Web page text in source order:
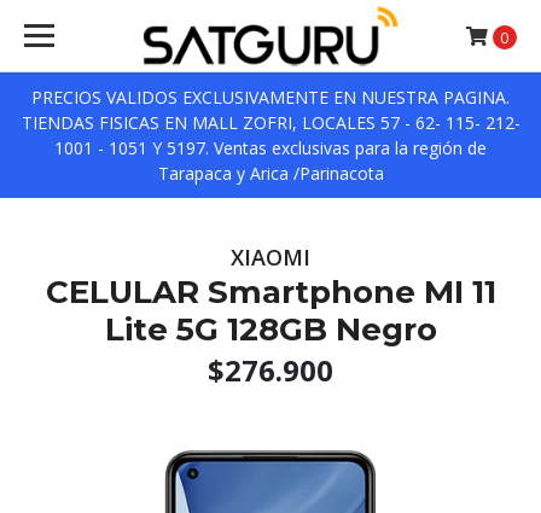
PRECIOS VALIDOS EXCLUSIVAMENTE EN NUESTRA PAGINA.
TIENDAS FISICAS EN MALL ZOFRI, LOCALES 57 - 62- 115- 212-
1001 - 1051 Y 5197. Ventas exclusivas para la región de
Tarapaca y Arica /Parinacota
0
XIAOMI
CELULAR Smartphone MI 11
Lite 5G 128GB Negro
$276.900